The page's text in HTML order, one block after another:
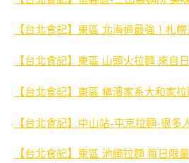
【台北食記】東區 北海道最強！札
【台北食記】東區 山頭火拉麵 來自
【台北食記】東區 橫濱家系大和家
【台北食記】中山站-屯京拉麵-很多
【台北食記】東區 池繩拉麵 每日限